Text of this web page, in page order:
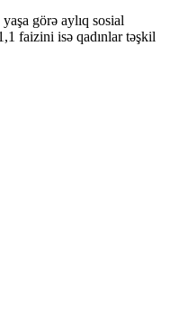
görə aylıq sosial
faizini isə qadınlar təşkil